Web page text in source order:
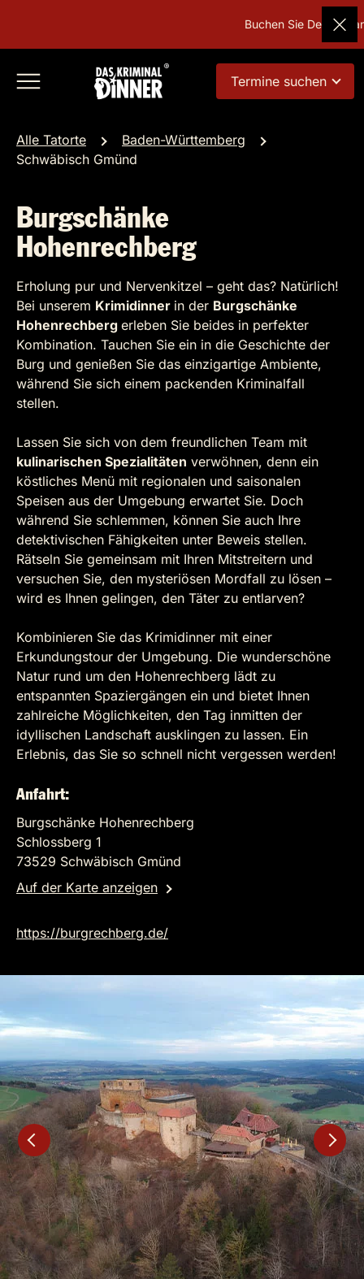
Buchen Sie
Termine suchen
Alle Tatorte
Baden-Württemberg
Schwäbisch Gmünd
Burgschänke
Hohenrechberg
Erholung pur und Nervenkitzel – geht das? Natürlich!
Bei unserem Krimidinner in der Burgschänke
Hohenrechberg erleben Sie beides in perfekter
Kombination. Tauchen Sie ein in die Geschichte der
Burg und genießen Sie das einzigartige Ambiente,
während Sie sich einem packenden Kriminalfall
stellen.
Lassen Sie sich von dem freundlichen Team mit
kulinarischen Spezialitäten verwöhnen, denn ein
köstliches Menü mit regionalen und saisonalen
Speisen aus der Umgebung erwartet Sie. Doch
während Sie schlemmen, können Sie auch Ihre
detektivischen Fähigkeiten unter Beweis stellen.
Rätseln Sie gemeinsam mit Ihren Mitstreitern und
versuchen Sie, den mysteriösen Mordfall zu lösen –
wird es Ihnen gelingen, den Täter zu entlarven?
Kombinieren Sie das Krimidinner mit einer
Erkundungstour der Umgebung. Die wunderschöne
Natur rund um den Hohenrechberg lädt zu
entspannten Spaziergängen ein und bietet Ihnen
zahlreiche Möglichkeiten, den Tag inmitten der
idyllischen Landschaft ausklingen zu lassen. Ein
Erlebnis, das Sie so schnell nicht vergessen werden!
Anfahrt:
Burgschänke Hohenrechberg
Schlossberg 1
73529 Schwäbisch Gmünd
Auf der Karte anzeigen
https://burgrechberg.de/